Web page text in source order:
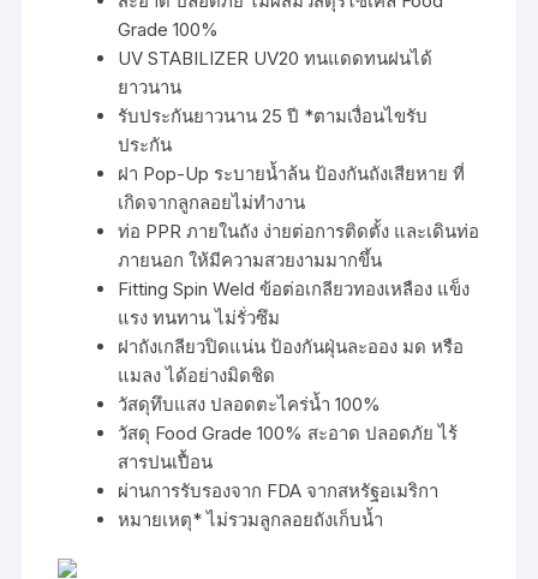
Grade 100%
UV STABILIZER UV20 ทนแดดทนฝนได้
ยาวนาน
รับประกันยาวนาน 25 ปี *ตามเงื่อนไขรับ
ประกัน
ฝา Pop-Up ระบายน้ำล้น ป้องกันถังเสียหาย ที่
เกิดจากลูกลอยไม่ทำงาน
ท่อ PPR ภายในถัง ง่ายต่อการติดตั้ง และเดินท่อ
ภายนอก ให้มีความสวยงามมากขึ้น
Fitting Spin Weld ข้อต่อเกลียวทองเหลือง แข็ง
แรง ทนทาน ไม่รั่วซึม
ฝาถังเกลียวปิดแน่น ป้องกันฝุ่นละออง มด หรือ
แมลง ได้อย่างมิดชิด
วัสดุทึบแสง ปลอดตะไคร่น้ำ 100%
วัสดุ Food Grade 100% สะอาด ปลอดภัย ไร้
สารปนเปื้อน
ผ่านการรับรองจาก FDA จากสหรัฐอเมริกา
หมายเหตุ* ไม่รวมลูกลอยถังเก็บน้ำ